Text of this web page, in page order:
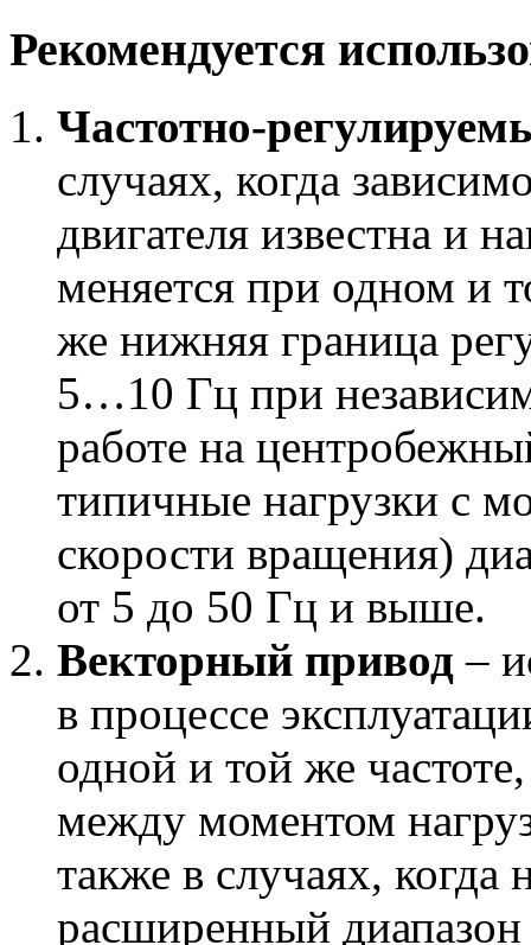
Рекомендуется
Частотно-
случаях, когда
двигателя известна и
меняется при одном и
же нижняя граница
5…10 Гц при
работе на
типичные нагрузки с
скорости вращения)
от 5 до 50 Гц и выше.
Векторный привод –
в процессе
одной и той же
между моментом
также в случаях,
расширенный диапазон